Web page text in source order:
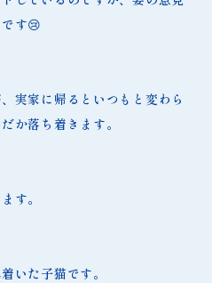
す😢
実家に帰るといつもと変わら
か落ち着きます。
す。
いた子猫です。